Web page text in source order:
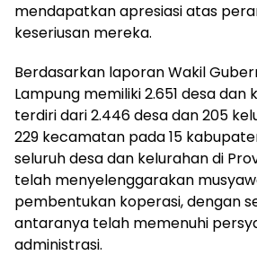
mendapatkan apresiasi atas
keseriusan mereka.
Berdasarkan laporan Wakil
Lampung memiliki 2.651 desa dan
terdiri dari 2.446 desa dan 205
229 kecamatan pada 15
seluruh desa dan kelurahan di
telah menyelenggarakan
pembentukan koperasi, dengan
antaranya telah memenuhi
administrasi.